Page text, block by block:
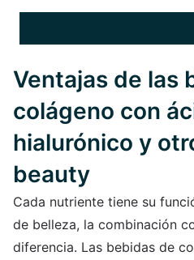
Ventajas de las
colágeno con
hialurónico y
beauty
Cada nutriente tiene su
de belleza, la combinación
diferencia. Las bebidas de